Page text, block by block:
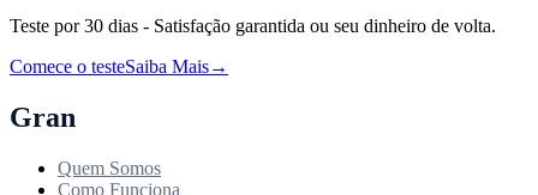
Teste por 30 dias - Satisfação garantida ou seu dinheiro de volta.
Comece o testeSaiba Mais→
Gran
Quem Somos
Como Funciona